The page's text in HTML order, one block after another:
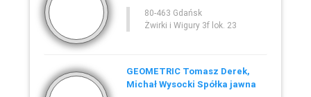
80-463 Gdańsk
Żwirki i Wigury 3f lok. 23
GEOMETRIC Tomasz Derek,
Michał Wysocki Spółka jawna